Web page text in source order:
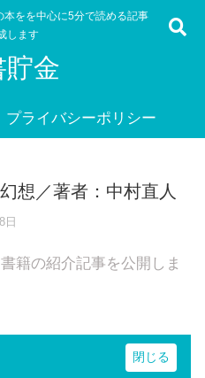
をを中心に5分で読める記事
します
貯金
プライバシーポリシー
想／著者：中村直人
日
籍の紹介記事を公開しま